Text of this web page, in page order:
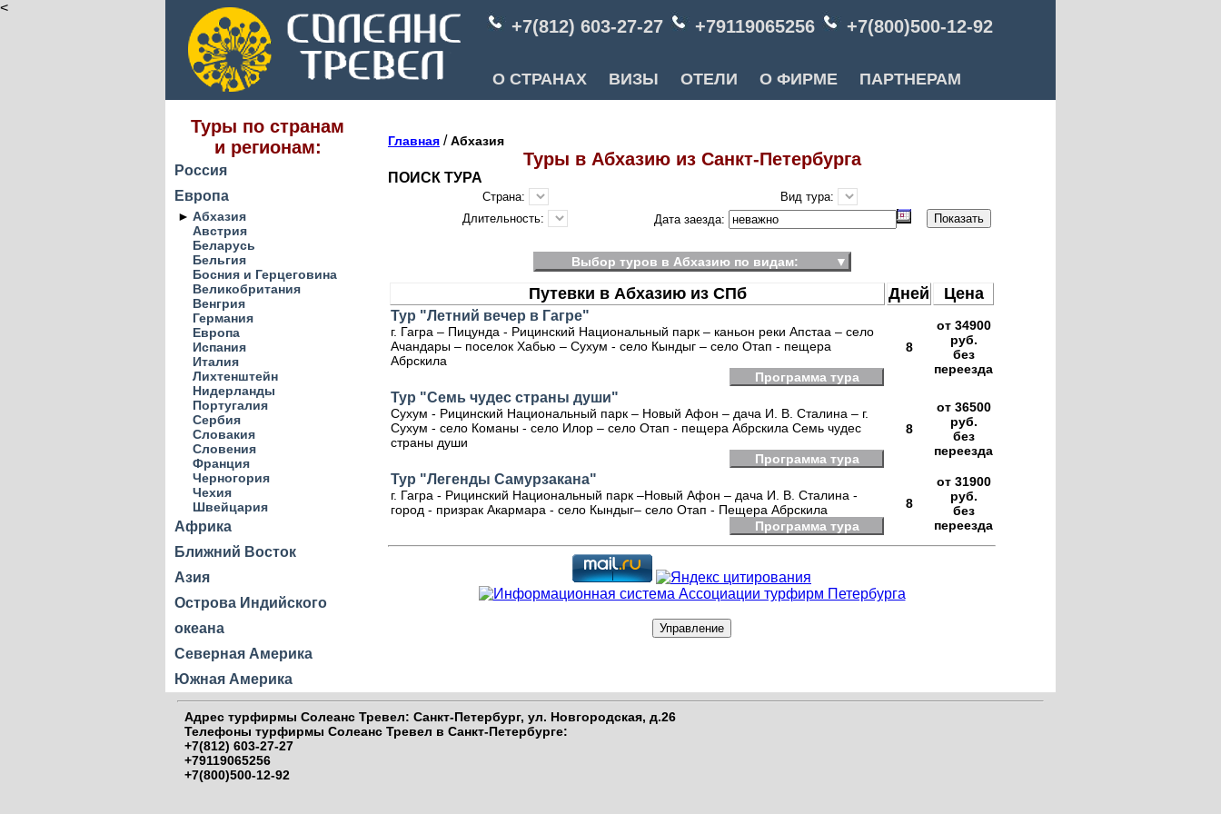
<
+7(812) 603-27-27 +79119065256 +7(800)500-12-92
О СТРАНАХ ВИЗЫ ОТЕЛИ О ФИРМЕ ПАРТНЕРАМ
Туры по странам
и регионам:
Россия
Европа
► Абхазия
Австрия
Беларусь
Бельгия
Босния и Герцеговина
Великобритания
Венгрия
Германия
Европа
Испания
Италия
Лихтенштейн
Нидерланды
Португалия
Сербия
Словакия
Словения
Франция
Черногория
Чехия
Швейцария
Африка
Ближний Восток
Азия
Острова Индийского
океана
Северная Америка
Южная Америка
Главная /Абхазия
Туры в Абхазию из Санкт-Петербурга
ПОИСК ТУРА
Страна:
Вид тура:
Длительность:
Дата заезда:
Выбор туров в Абхазию по видам: ▼
Путевки в Абхазию из СПб Дней Цена
Тур "Летний вечер в Гагре"
г. Гагра – Пицунда - Рицинский Национальный парк – каньон реки Апстаа – село
Ачандары – поселок Хабью – Сухум - село Кындыг – село Отап - пещера
Абрскила
Программа тура
8
от 34900
руб.
без
переезда
Тур "Семь чудес страны души"
Сухум - Рицинский Национальный парк – Новый Афон – дача И. В. Сталина – г.
Сухум - село Команы - село Илор – село Отап - пещера Абрскила Семь чудес
страны души
Программа тура
8
от 36500
руб.
без
переезда
Тур "Легенды Самурзакана"
г. Гагра - Рицинский Национальный парк –Новый Афон – дача И. В. Сталина -
город - призрак Акармара - село Кындыг– село Отап - Пещера Абрскила
Программа тура
8
от 31900
руб.
без
переезда
Адрес турфирмы Солеанс Тревел: Санкт-Петербург, ул. Новгородская, д.26
Телефоны турфирмы Солеанс Тревел в Санкт-Петербурге:
+7(812) 603-27-27
+79119065256
+7(800)500-12-92